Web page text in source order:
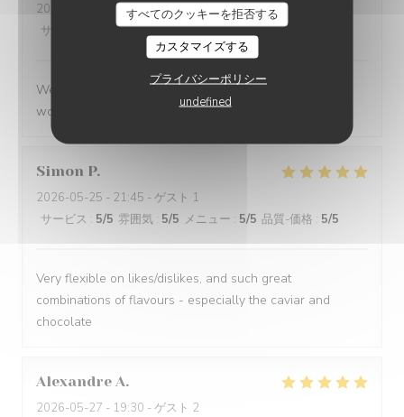
すべてのクッキーを拒否する
カスタマイズする
プライバシーポリシー
undefined
2026-05-25
- 21:15 - ゲスト 2
サービス
雰囲気:5/5 メニュー:5/5 品質-価格
We had a great evening at Essencial. The staff was
wonderful and the food was excellent!
Simon P
2026-05-25 - 21:45 - ゲスト 1
サービス : 5/5 雰囲気 : 5/5 メニュー : 5/5 品質-価格 : 5/5
Very flexible on likes/dislikes, and such great
combinations of flavours - especially the caviar and
chocolate
Alexandre A
2026-05-27 - 19:30 - ゲスト 2